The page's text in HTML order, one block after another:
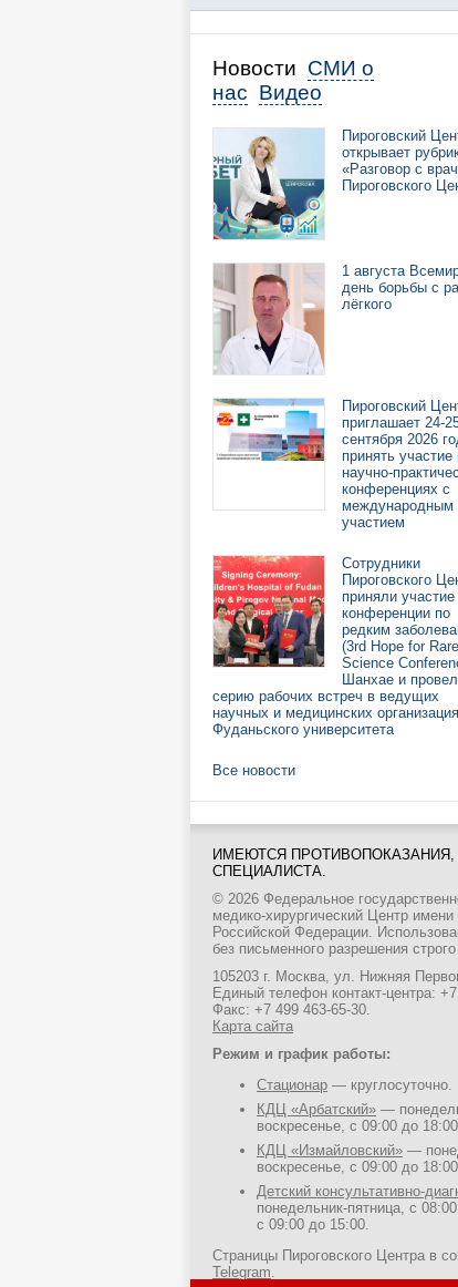
Новости СМИ о
нас Видео
Пироговский
открывает
«Разговор с
Пироговского
1 августа
день борьбы с
лёгкого
Пироговский
приглашает 24-
сентября 2026
принять участие
научно-
конференциях с
международным
участием
Сотрудники
Пироговского
приняли
конференции по
редким
(3rd Hope for Rare
Science
Шанхае и
серию рабочих встреч в ведущих
научных и медицинских
Фуданьского университета
Все новости
ИМЕЮТСЯ
СПЕЦИАЛИСТА.
© 2026 Федеральное
медико-хирургический Центр
Российской Федерации.
без письменного разрешения
105203 г. Москва, ул. Нижняя
Единый телефон контакт-центра:
Факс: +7 499 463-65-30.
Карта сайта
Режим и график работы:
Стационар — круглосуточно.
КДЦ «Арбатский» —
воскресенье, с 09:00 до 18:00.
КДЦ «Измайловский» —
воскресенье, с 09:00 до 18:00.
Детский консультативно-
понедельник-пятница, с
с 09:00 до 15:00.
Страницы Пироговского Центра в
Telegram